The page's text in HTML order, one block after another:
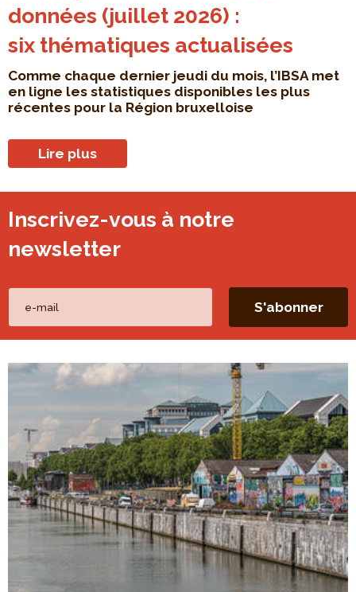
Inscrivez-vous à notre
newsletter
données (juillet 2026) :
six thématiques actualisées
Comme chaque dernier jeudi du mois, l’IBSA met
en ligne les statistiques disponibles les plus
récentes pour la Région bruxelloise
Lire plus